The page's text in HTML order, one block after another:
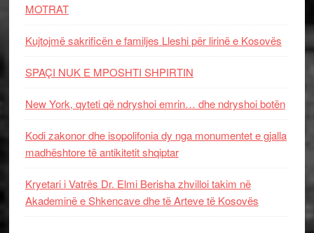
MOTRAT
Kujtojmë sakrificën e familjes Lleshi për lirinë e Kosovës
SPAÇI NUK E MPOSHTI SHPIRTIN
New York, qyteti që ndryshoi emrin… dhe ndryshoi botën
Kodi zakonor dhe isopolifonia dy nga monumentet e gjalla
madhështore të antikitetit shqiptar
Kryetari i Vatrës Dr. Elmi Berisha zhvilloi takim në
Akademinë e Shkencave dhe të Arteve të Kosovës